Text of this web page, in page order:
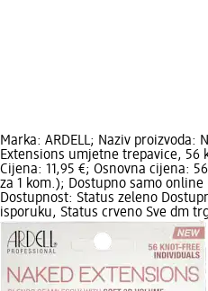
Marka: ARDELL; Naziv proizvoda:
Extensions umjetne trepavice, 56
Cijena: 11,95 €; Osnovna cijena:
za 1 kom.); Dostupno samo online
Dostupnost: Status zeleno
isporuku, Status crveno Sve dm